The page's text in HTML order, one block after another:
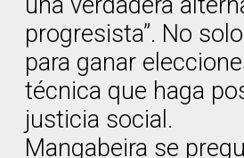
progresista”. No
para ganar
técnica que haga
justicia social.
Mangabeira se